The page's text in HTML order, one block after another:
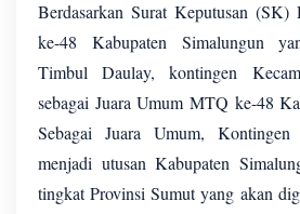
Berdasarkan Surat Keputusan
ke-48 Kabupaten Simalungun
Timbul Daulay, kontingen
sebagai Juara Umum MTQ ke-48
Sebagai Juara Umum,
menjadi utusan Kabupaten
tingkat Provinsi Sumut yang akan